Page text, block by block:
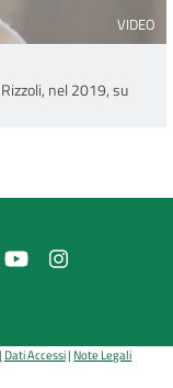
VIDEO
nel 2019, su
Dati Accessi Note Legali